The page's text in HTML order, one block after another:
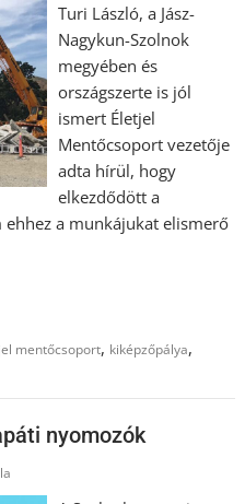
Turi László, a Jász-
Nagykun-Szolnok
megyében és
országszerte is jól
ismert Életjel
Mentőcsoport vezetője
adta hírül, hogy
elkezdődött a
a munkájukat elismerő
mentőcsoport, kiképzőpálya,
nyomozók